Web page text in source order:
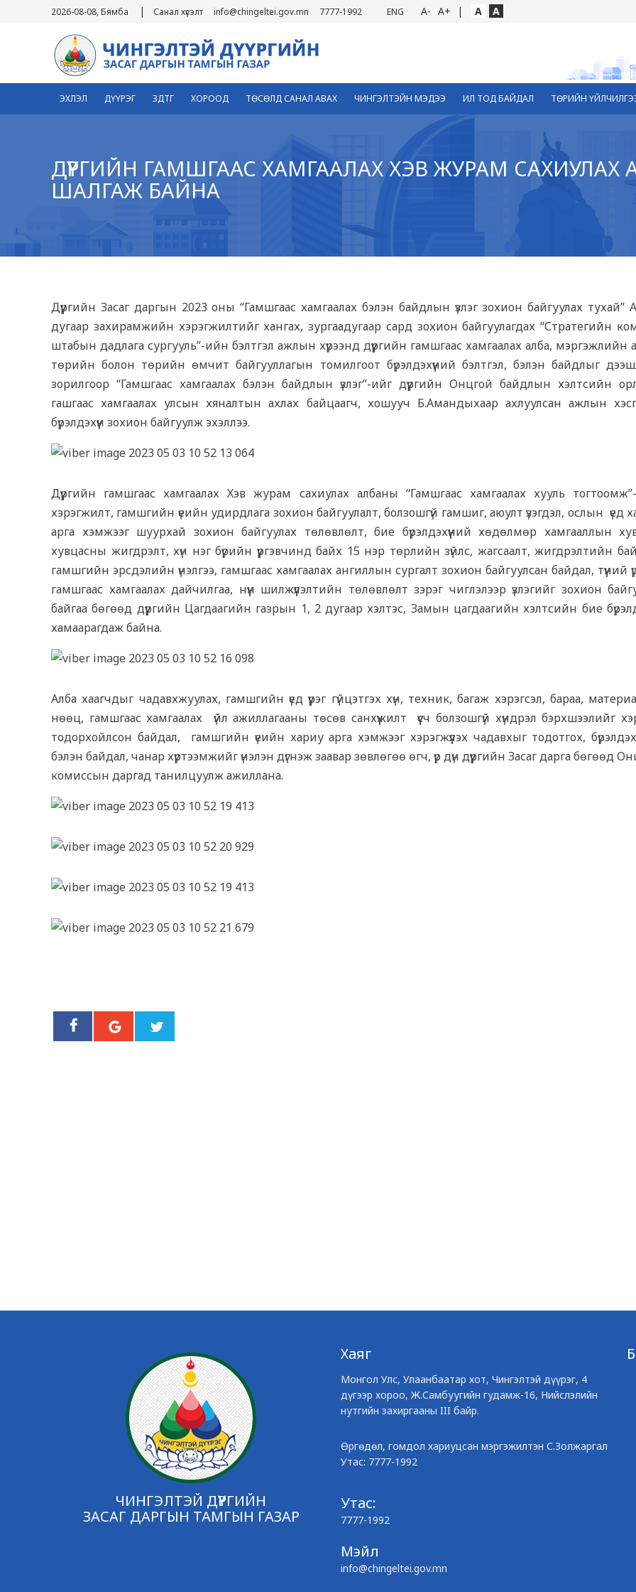
2026-08-08, Бямба | Санал хүсэлт info@chingeltei.gov.mn 7777-1992 ENG A- A+ | A A
ЭХЛЭЛ ДҮҮРЭГ ЗДТГ ХОРООД ТӨСӨЛД САНАЛ АВАХ ЧИНГЭЛТЭЙН МЭДЭЭ ИЛ ТОД БАЙДАЛ ТӨРИЙН
ДҮҮРГИЙН ГАМШГААС ХАМГААЛАХ ХЭВ ЖУРАМ
ШАЛГАЖ БАЙНА
Дүүргийн Засаг даргын 2023 оны “Гамшгаас хамгаалах бэлэн байдлын үзлэг зохион байгуулах тухай”
дугаар захирамжийн хэрэгжилтийг хангах, зургаадугаар сард зохион байгуулагдах “Стратегийн
штабын дадлага сургууль”-ийн бэлтгэл ажлын хүрээнд дүүргийн гамшгаас хамгаалах алба, мэргэжлийн
төрийн болон төрийн өмчит байгууллагын томилгоот бүрэлдэхүүний бэлтгэл, бэлэн байдлыг
зорилгоор “Гамшгаас хамгаалах бэлэн байдлын үзлэг”-ийг дүүргийн Онцгой байдлын хэлтсийн
гашгаас хамгаалах улсын хяналтын ахлах байцаагч, хошууч Б.Амандыхаар ахлуулсан ажлын
бүрэлдэхүүн зохион байгуулж эхэллээ.
Дүүргийн гамшгаас хамгаалах Хэв журам сахиулах албаны “Гамшгаас хамгаалах хууль
хэрэгжилт, гамшгийн үеийн удирдлага зохион байгуулалт, болзошгүй гамшиг, аюулт үзэгдэл, ослын үед
арга хэмжээг шуурхай зохион байгуулах төлөвлөлт, бие бүрэлдэхүүний хөдөлмөр хамгааллын
хувцасны жигдрэлт, хүн нэг бүрийн үүргэвчинд байх 15 нэр төрлийн зүйлс, жагсаалт, жигдрэлтийн
гамшгийн эрсдэлийн үнэлгээ, гамшгаас хамгаалах ангиллын сургалт зохион байгуулсан байдал, түүний
гамшгаас хамгаалах дайчилгаа, нүүн шилжүүлэлтийн төлөвлөлт зэрэг чиглэлээр үзлэгийг зохион
байгаа бөгөөд дүүргийн Цагдаагийн газрын 1, 2 дугаар хэлтэс, Замын цагдаагийн хэлтсийн бие
хамаарагдаж байна.
Алба хаагчдыг чадавхжуулах, гамшгийн үед үүрэг гүйцэтгэх хүн, техник, багаж хэрэгсэл, бараа,
нөөц, гамшгаас хамгаалах үйл ажиллагааны төсөв санхүүжилт үүсч болзошгүй хүндрэл бэрхшээлийг
тодорхойлсон байдал, гамшгийн үеийн хариу арга хэмжээг хэрэгжүүлэх чадавхыг тодотгох,
бэлэн байдал, чанар хүртээмжийг үнэлэн дүгнэж заавар зөвлөгөө өгч, үр дүн дүүргийн Засаг дарга бөгөөд
комиссын даргад танилцуулж ажиллана.
ЧИНГЭЛТЭЙ ДҮҮРГИЙН
ЗАСАГ ДАРГЫН ТАМГЫН ГАЗАР
Хаяг
Монгол Улс, Улаанбаатар хот, Чингэлтэй дүүрэг, 4
дүгээр хороо, Ж.Самбуугийн гудамж-16, Нийслэлийн
нутгийн захиргааны III байр.
Өргөдөл, гомдол хариуцсан мэргэжилтэн С.Золжаргал
Утас: 7777-1992
Утас:
7777-1992
Мэйл
info@chingeltei.gov.mn